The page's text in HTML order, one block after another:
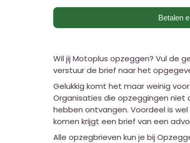
Betalen
Wil jij Motoplus opzeggen? Vul de
verstuur de brief naar het
Gelukkig komt het maar weinig
Organisaties die opzeggingen
hebben ontvangen. Voordeel is
komen krijgt een brief van een
Alle opzegbrieven kun je bij